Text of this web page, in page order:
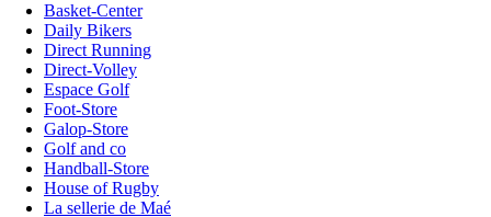
Basket-Center
Daily Bikers
Direct Running
Direct-Volley
Espace Golf
Foot-Store
Galop-Store
Golf and co
Handball-Store
House of Rugby
La sellerie de Maé